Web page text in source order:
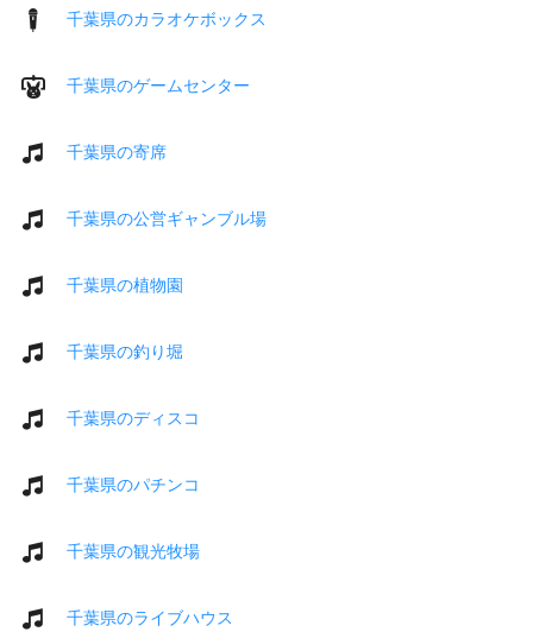
千葉県のカラオケボックス
千葉県のゲームセンター
千葉県の寄席
千葉県の公営ギャンブル場
千葉県の植物園
千葉県の釣り堀
千葉県のディスコ
千葉県のパチンコ
千葉県の観光牧場
千葉県のライブハウス